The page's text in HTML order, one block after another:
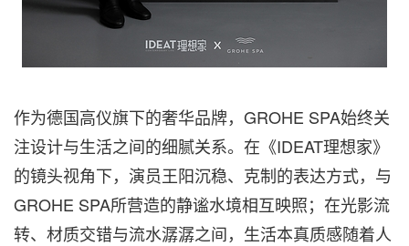
作为德国高仪旗下的奢华品牌，GROHE SPA始终关
注设计与生活之间的细腻关系。在《IDEAT理想家》
的镜头视角下，演员王阳沉稳、克制的表达方式，与
GROHE SPA所营造的静谧水境相互映照；在光影流
转、材质交错与流水潺潺之间，生活本真质感随着人